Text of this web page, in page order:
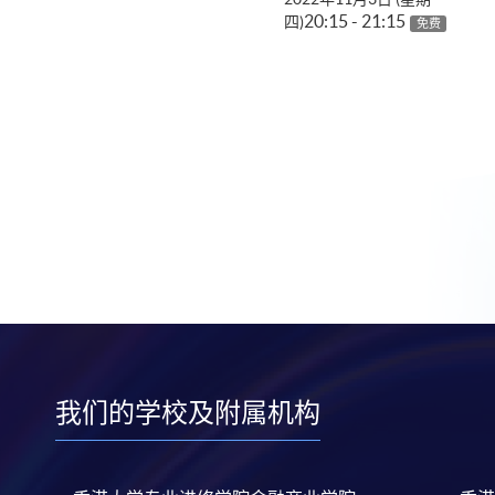
四)20:15 - 21:15 免费
我们的学校及附属机构